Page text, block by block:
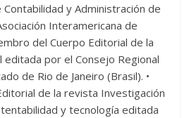
Contabilidad y Administración de
Interamericana de
del Cuerpo Editorial de la
por el Consejo Regional
de Rio de Janeiro (Brasil). •
de la revista Investigación
y tecnología editada